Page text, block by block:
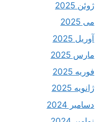
ژوئن 2025
می 2025
آوریل 2025
مارس 2025
فوریه 2025
ژانویه 2025
دسامبر 2024